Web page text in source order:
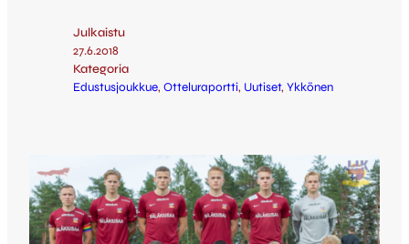
Julkaistu
27.6.2018
Kategoria
Edustusjoukkue, Otteluraportti, Uutiset, Ykkönen